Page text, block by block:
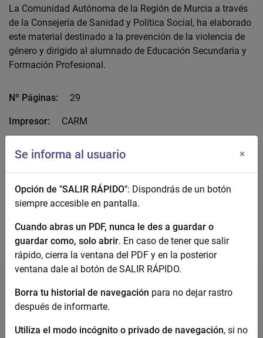
La Comunidad Autónoma de la Región de Murcia a través
de la Consejería de Sanidad y Política Social, ha elaborado
este material destinado a la prevención de la violencia de
género y dirigido al alumnado de Educación Secundaria y
Formación Profesional.
Nº Páginas: 29
Impresor: CARM
Descarga el documento completo
Se informa al usuario ×
Opción de "SALIR RÁPIDO": Dispondrás de un botón
siempre accesible en pantalla.
Cuando abras un PDF, nunca le des a guardar o
guardar como, solo abrir. En caso de tener que salir
rápido, cierra la ventana del PDF y en la posterior
ventana dale al botón de SALIR RÁPIDO.
Borra tu historial de navegación para no dejar rastro
después de informarte.
Utiliza el modo incógnito o privado de navegación, si no